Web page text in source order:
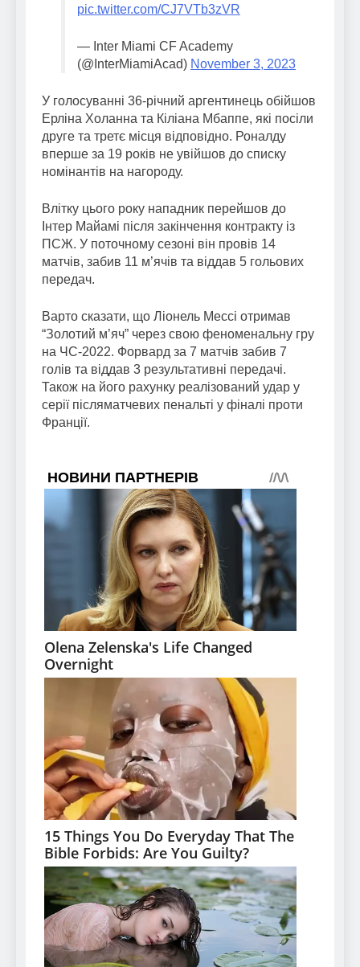
pic.twitter.com/CJ7VTb3zVR
— Inter Miami CF Academy
(@InterMiamiAcad) November 3, 2023
У голосуванні 36-річний аргентинець обійшов
Ерліна Холанна та Кіліана Мбаппе, які посіли
друге та третє місця відповідно. Роналду
вперше за 19 років не увійшов до списку
номінантів на нагороду.
Влітку цього року нападник перейшов до
Інтер Майамі після закінчення контракту із
ПСЖ. У поточному сезоні він провів 14
матчів, забив 11 м’ячів та віддав 5 гольових
передач.
Варто сказати, що Ліонель Мессі отримав
“Золотий м’яч” через свою феноменальну гру
на ЧС-2022. Форвард за 7 матчів забив 7
голів та віддав 3 результативні передачі.
Також на його рахунку реалізований удар у
серії післяматчевих пенальті у фіналі проти
Франції.